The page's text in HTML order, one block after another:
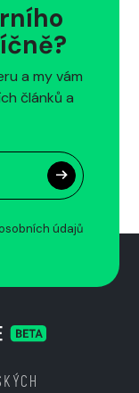
a my vám
článků a
údajů